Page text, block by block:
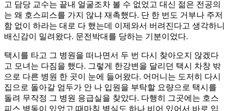
고 담당 교수는 끝내 얼굴조차 볼 수 없었고 대신 젊은 전공의
는 왜 호스피스를 가지 않냐 재촉했다. 단 한 번도 거부나 주저
함 없이 하라는 대로 다 했는데 이제와서 버려진다고 생각하니
배신감이 밀려왔다. 문전박대를 당하는 기분이었다.
택시를 타고 그 병원을 떠나면서 두 번 다시 찾아오지 않겠다
고 모녀는 다짐을 했다. 그렇게 한강변을 달리던 택시 차창 밖
으로 다른 병원 한 곳이 눈에 들어왔다. 어머니는 도저히 다시
집으로 돌아갈 엄두가 안 나 입원을 부탁할 요량으로 택시를
돌려 무작정 그 병원 응급실을 찾았다. 다행히 그곳에는 호스
피스 병동이 있었고 때마침 병실도 하나 비어 있어서 바로 입